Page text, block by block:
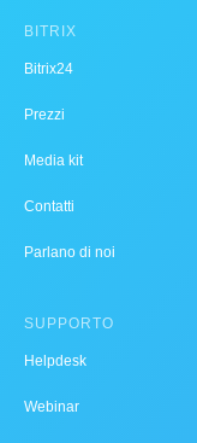
BITRIX
Bitrix24
Prezzi
Media kit
Contatti
Parlano di noi
SUPPORTO
Helpdesk
Webinar